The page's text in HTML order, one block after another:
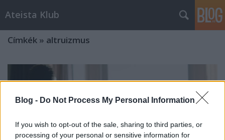
Blog - Do Not Process My Personal Information
If you wish to opt-out of the sale, sharing to third parties, or
processing of your personal or sensitive information for
Ateista Klub
Címkék » altruizmus